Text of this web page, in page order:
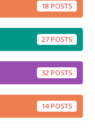
18
27
32
14